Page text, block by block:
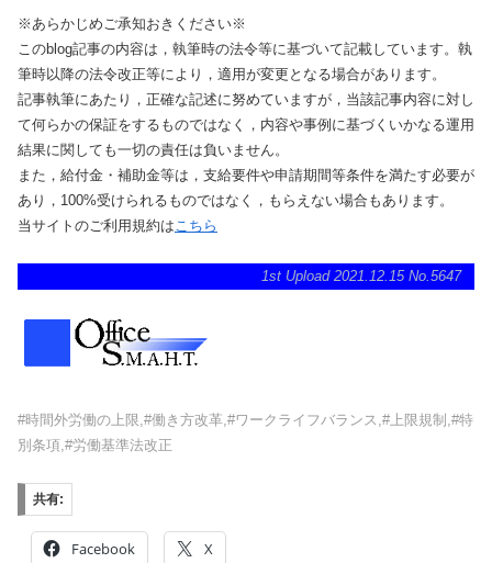
※あらかじめご承知おきください※
このblog記事の内容は，執筆時の法令等に基づいて記載しています。執
筆時以降の法令改正等により，適用が変更となる場合があります。
記事執筆にあたり，正確な記述に努めていますが，当該記事内容に対し
て何らかの保証をするものではなく，内容や事例に基づくいかなる運用
結果に関しても一切の責任は負いません。
また，給付金・補助金等は，支給要件や申請期間等条件を満たす必要が
あり，100%受けられるものではなく，もらえない場合もあります。
当サイトのご利用規約は こちら
1st Upload 2021.12.15 No.5647
#時間外労働の上限,#働き方改革,#ワークライフバランス,#上限規制,#特
別条項,#労働基準法改正
共有:
Facebook X